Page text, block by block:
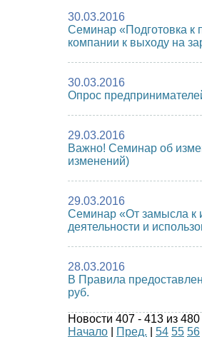
30.03.2016
Семинар «Подготовка к
компании к выходу на
30.03.2016
Опрос
29.03.2016
Важно! Семинар об
изменений)
29.03.2016
Семинар «От замысла к
деятельности и
28.03.2016
В Правила
руб.
Новости 407 - 413 из 480
Начало
Пред. 54 55 56